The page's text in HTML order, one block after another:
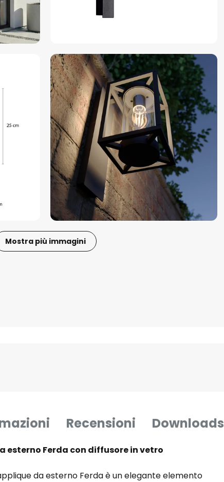
Mostra più immagini
Recensioni Downloads
esterno Ferda con diffusore in vetro
da esterno Ferda è un elegante elemento